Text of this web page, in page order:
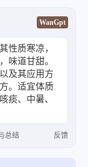
WanGpt
性质寒凉，
味道甘甜。
及其应用方
。适宜体质
痰、中暑、
用
总结 反馈